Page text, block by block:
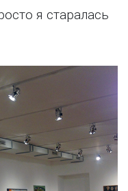
я старалась